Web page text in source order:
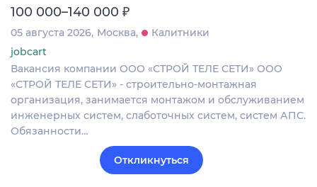
100 000–140 000 ₽
05 августа 2026 Москва
Калитники
jobcart
Вакансия компании ООО «СТРОЙ ТЕЛЕ СЕТИ» ООО
«СТРОЙ ТЕЛЕ СЕТИ» - строительно-монтажная
организация, занимается монтажом и обслуживанием
инженерных систем, слаботочных систем, систем АПС.
Обязанности…
Откликнуться